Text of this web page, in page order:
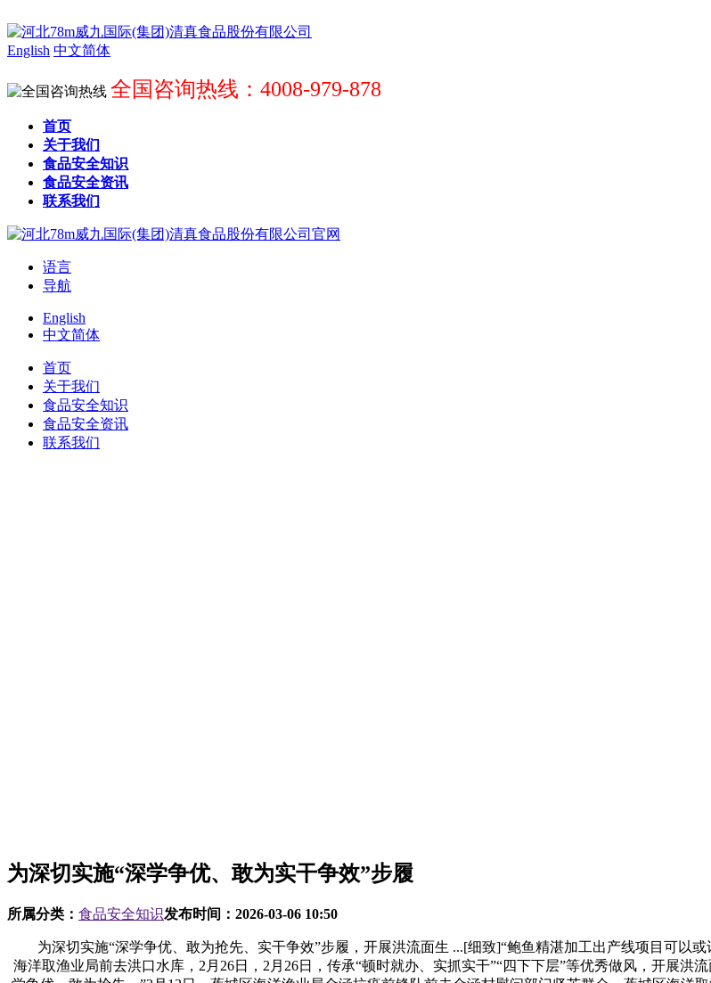
English 中文简体
全国咨询热线：4008-979-878
首页
关于我们
食品安全知识
食品安全资讯
联系我们
语言
导航
English
中文简体
首页
关于我们
食品安全知识
食品安全资讯
联系我们
为深切实施“深学争优、敢为实干争效”步履
所属分类： 食品安全知识发布时间： 2026-03-06 10:50
为深切实施“深学争优、敢为抢先、实干争效”步履，开展洪流面生 ...[细致]“鲍鱼精湛加工出产线项目可以
海洋取渔业局前去洪口水库，2月26日，2月26日，传承“顿时就办、实抓实干”“四下下层”等优秀做风，开展